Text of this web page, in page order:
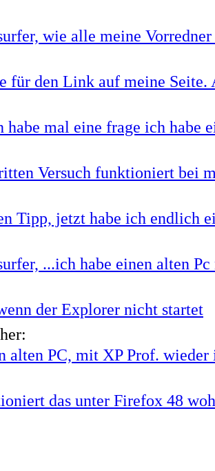
wie alle meine
für den Link auf meine
habe mal eine frage ich habe
Versuch funktioniert bei
Tipp, jetzt habe ich endlich
...ich habe einen alten Pc
der Explorer nicht startet
alten PC, mit XP Prof. wieder
das unter Firefox 48